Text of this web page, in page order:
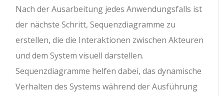
Nach der Ausarbeitung jedes Anwendungsfalls ist
der nächste Schritt, Sequenzdiagramme zu
erstellen, die die Interaktionen zwischen Akteuren
und dem System visuell darstellen.
Sequenzdiagramme helfen dabei, das dynamische
Verhalten des Systems während der Ausführung